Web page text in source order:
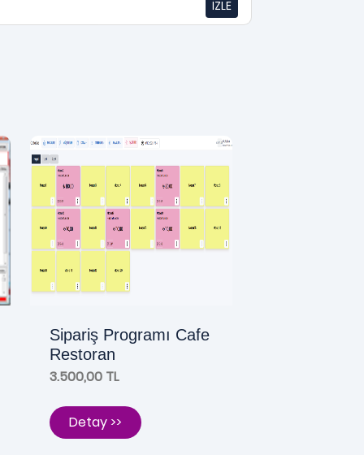
İZLE
Sipariş Programı Cafe
Restoran
3.500,00 TL
Detay >>